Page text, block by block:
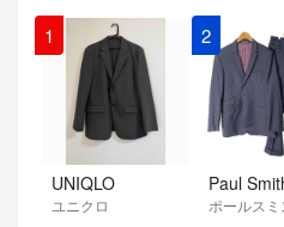
1
UNIQLO
ユニクロ
2
Paul
ポールスミ